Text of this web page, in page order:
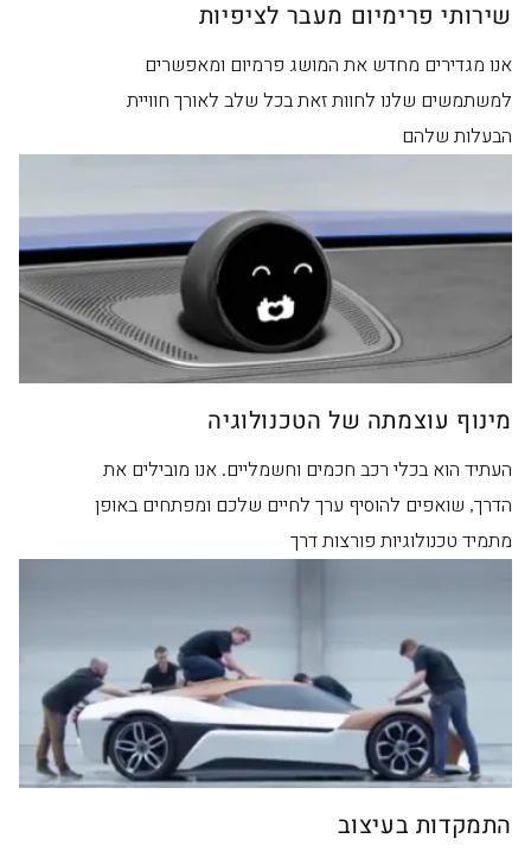
שירותי פרימיום מעבר לציפיות
אנו מגדירים מחדש את המושג פרמיום ומאפשרים
למשתמשים שלנו לחוות זאת בכל שלב לאורך חוויית
הבעלות שלהם
מינוף עוצמתה של הטכנולוגיה
העתיד הוא בכלי רכב חכמים וחשמליים. אנו מובילים את
הדרך, שואפים להוסיף ערך לחיים שלכם ומפתחים באופן
מתמיד טכנולוגיות פורצות דרך
התמקדות בעיצוב